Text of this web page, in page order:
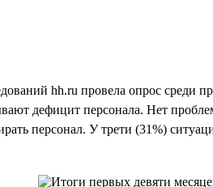
hh.ru провела опрос среди
дефицит персонала. Нет
персонал. У трети (31%)